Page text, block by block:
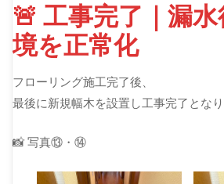
🚨 工事完了｜漏
境を正常化
フローリング施工完了後、
最後に新規幅木を設置し工事完了となり
📸 写真⑬・⑭